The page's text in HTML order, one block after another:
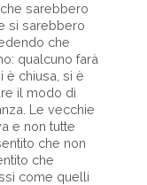
sarebbero
si sarebbero
che
qualcuno farà
è chiusa, si è
il modo di
Le vecchie
e non tutte
che non
che
come quelli